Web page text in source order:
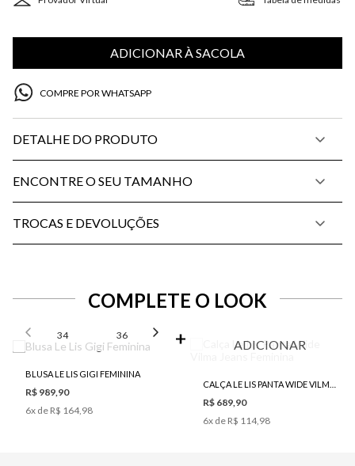
ADICIONAR À SACOLA
COMPRE POR WHATSAPP
DETALHE DO PRODUTO
ENCONTRE O SEU TAMANHO
TROCAS E DEVOLUÇÕES
COMPLETE O LOOK
34 36 38
BLUSA LE LIS GIGI FEMININA
R$ 989,90
6x de R$ 164,98
ADICIONAR
R$ 689,90
6x de R$ 114,98